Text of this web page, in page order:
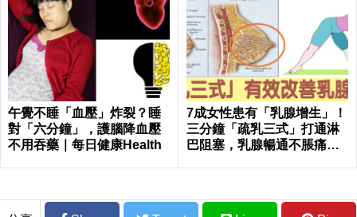
午覺不睡「血壓」炸裂？睡
對「六分鐘」，護腦降血壓
不用吞藥｜每日健康Health
7成女性患有「乳腺增生」！
三分鐘「疏乳三式」打通淋
巴阻塞，乳腺暢通不脹痛｜